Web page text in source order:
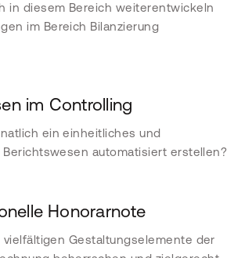
in diesem Bereich weiterentwickeln
im Bereich Bilanzierung
im Controlling
ein einheitliches und
automatisiert erstellen?
Honorarnote
Gestaltungselemente der